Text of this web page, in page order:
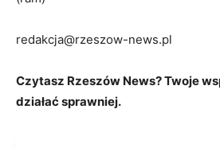
redakcja@rzeszow-news.pl
Czytasz Rzeszów News? Twoje
działać sprawniej.